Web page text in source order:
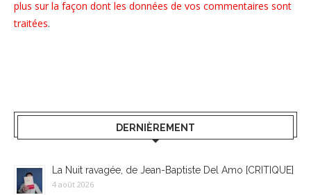
plus sur la façon dont les données de vos commentaires sont
traitées.
DERNIÈREMENT
La Nuit ravagée, de Jean-Baptiste Del Amo [CRITIQUE]
4 août 2026